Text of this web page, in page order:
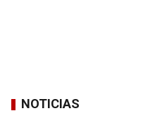
NOTICIAS